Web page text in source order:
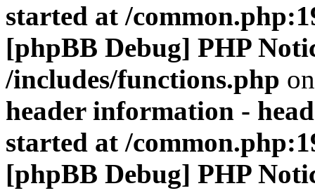
started at /
[phpBB Debug] PHP
/includes/functions.php
header information -
started at /
[phpBB Debug] PHP